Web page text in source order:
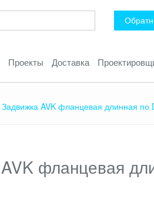
Проекты Доставка
Задвижка AVK фланцевая длинная по
фланцевая